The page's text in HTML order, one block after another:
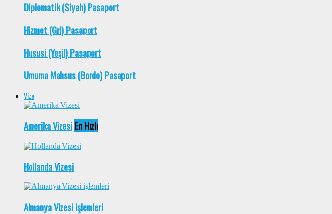
Diplomatik (Siyah) Pasaport
Hizmet (Gri) Pasaport
Hususi (Yeşil) Pasaport
Umuma Mahsus (Bordo) Pasaport
Vize
Amerika VizesiEn Hızlı
Hollanda Vizesi
Almanya Vizesi işlemleri